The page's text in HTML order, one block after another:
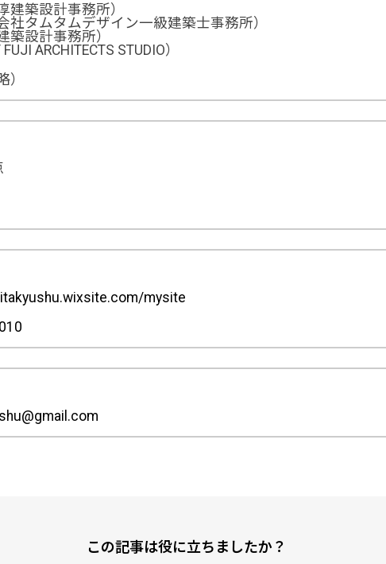
建築設計事務所）
社タムタムデザイン一級建築士事務所）
築設計事務所）
ARCHITECTS STUDIO）
）
mysite
この記事は役に立ちましたか？